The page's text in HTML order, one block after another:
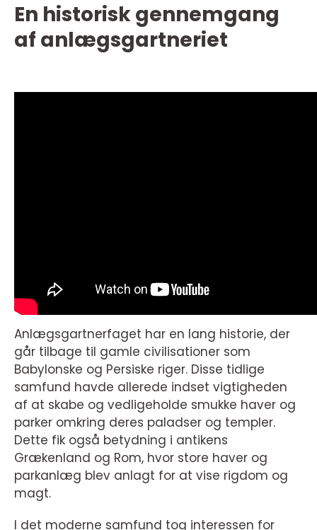
En historisk gennemgang
af anlægsgartneriet
Anlægsgartnerfaget har en lang historie, der
går tilbage til gamle civilisationer som
Babylonske og Persiske riger. Disse tidlige
samfund havde allerede indset vigtigheden
af at skabe og vedligeholde smukke haver og
parker omkring deres paladser og templer.
Dette fik også betydning i antikens
Grækenland og Rom, hvor store haver og
parkanlæg blev anlagt for at vise rigdom og
magt.
I det moderne samfund tog interessen for